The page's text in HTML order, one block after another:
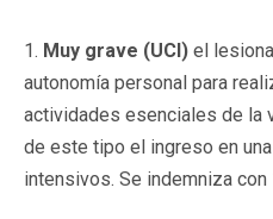
1. Muy grave (UCI) el
autonomía personal para
actividades esenciales de la
de este tipo el ingreso en
intensivos. Se indemniza